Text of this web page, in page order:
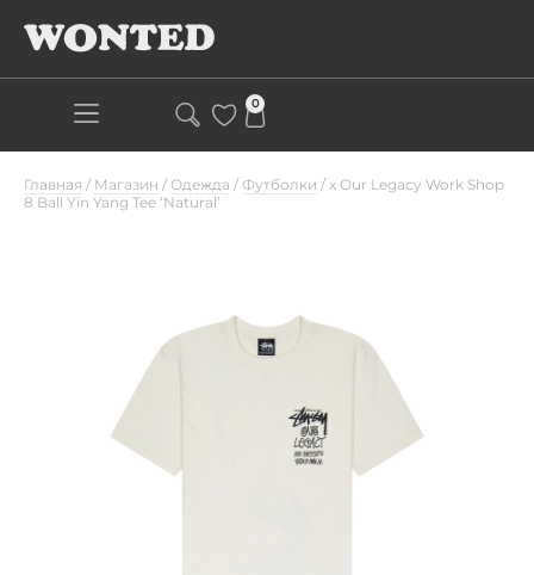
0
Главная / Магазин / Одежда / Футболки / x Our Legacy Work Shop
8 Ball Yin Yang Tee ‘Natural’